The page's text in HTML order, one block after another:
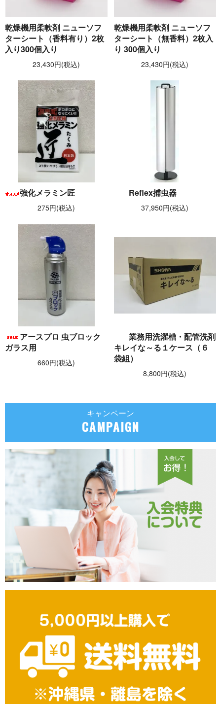
乾燥機用柔軟剤 ニューソフ
ターシート（香料有り）2枚
入り300個入り
23,430円(税込)
乾燥機用柔軟剤 ニューソフ
ターシート（無香料）2枚入
り 300個入り
23,430円(税込)
強化メラミン匠
275円(税込)
Reflex捕虫器
37,950円(税込)
アースプロ 虫ブロック
ガラス用
660円(税込)
業務用洗濯槽・配管洗剤
キレイな～る１ケース（６
袋組）
8,800円(税込)
キャンペーン
CAMPAIGN